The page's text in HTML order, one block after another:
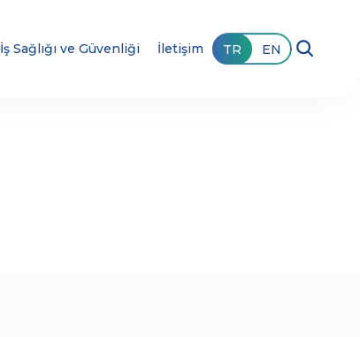
İş Sağlığı ve Güvenliği İletişim EN
TR